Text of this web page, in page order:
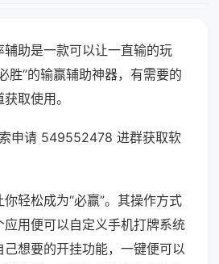
助是一款可以让一直输的玩
胜”的输赢辅助神器，有需要的
取使用。
申请 549552478 进群获取软
轻松成为“必赢”。其操作方式
用便可以自定义手机打牌系统
想要的开挂功能，一键便可以